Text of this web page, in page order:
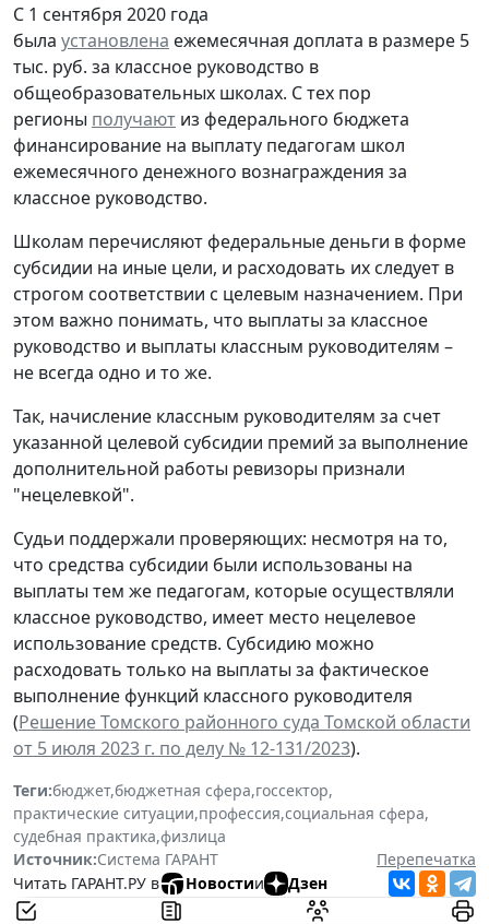
С 1 сентября 2020 года
была установлена ежемесячная доплата в размере 5
тыс. руб. за классное руководство в
общеобразовательных школах. С тех пор
регионы получают из федерального бюджета
финансирование на выплату педагогам школ
ежемесячного денежного вознаграждения за
классное руководство.
Школам перечисляют федеральные деньги в форме
субсидии на иные цели, и расходовать их следует в
строгом соответствии с целевым назначением. При
этом важно понимать, что выплаты за классное
руководство и выплаты классным руководителям –
не всегда одно и то же.
Так, начисление классным руководителям за счет
указанной целевой субсидии премий за выполнение
дополнительной работы ревизоры признали
"нецелевкой".
Судьи поддержали проверяющих: несмотря на то,
что средства субсидии были использованы на
выплаты тем же педагогам, которые осуществляли
классное руководство, имеет место нецелевое
использование средств. Субсидию можно
расходовать только на выплаты за фактическое
выполнение функций классного руководителя
(Решение Томского районного суда Томской области
от 5 июля 2023 г. по делу № 12-131/2023).
Теги:бюджет,бюджетная сфера,госсектор,
практические ситуации,профессия,социальная сфера,
судебная практика,физлица
Источник:Система ГАРАНТ
Перепечатка
Читать ГАРАНТ.РУ в
Новостии Дзен